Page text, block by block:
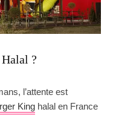
?
l’attente est
King halal en France